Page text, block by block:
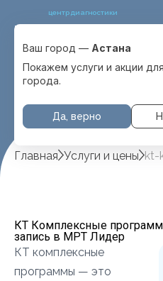
центр диагностики
Выбрать город
с. Отеген батыра
Ваш город — Астана
Покажем услуги и акции
города.
Да, верно
Главная Услуги и цены kt-
КТ Комплексные
запись в МРТ Лидер
КТ комплексные
программы — это